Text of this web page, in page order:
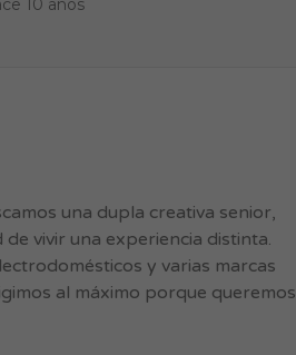
10 años
una dupla creativa senior,
vivir una experiencia distinta.
y varias marcas
al máximo porque queremos